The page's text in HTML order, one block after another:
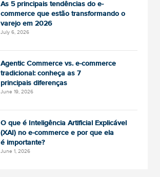
As 5 principais tendências do e-
commerce que estão transformando o
varejo em 2026
July 6, 2026
Agentic Commerce vs. e-commerce
tradicional: conheça as 7
principais diferenças
June 19, 2026
O que é Inteligência Artificial Explicável
(XAI) no e-commerce e por que ela
é importante?
June 1, 2026